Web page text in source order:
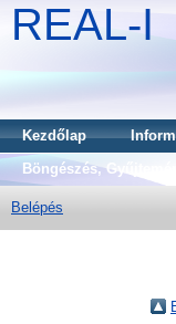
REAL-I
Kezdőlap
Böngészés,
Belépés